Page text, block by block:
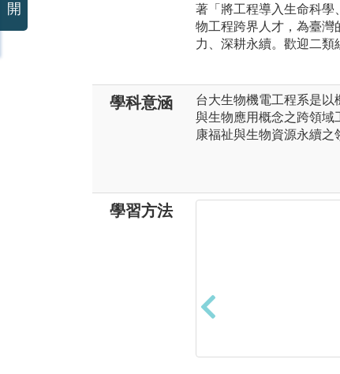
著「將工程導入生命科學
物工程跨界人才，為臺灣
力、深耕永續。歡迎二類
學科意涵
台大生物機電工程系是
與生物應用概念之跨領域
康福祉與生物資源永續之
學習方法
開